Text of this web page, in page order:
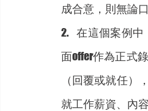
成合意，則無論
2.    在這個案例
面offer作為正式
（回覆或就任）
就工作薪資、內